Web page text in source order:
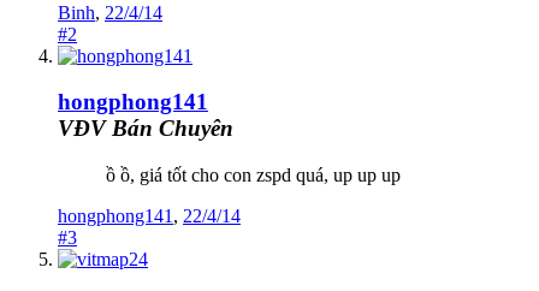
Binh, 22/4/14
#2
hongphong141
VĐV Bán Chuyên
ồ ồ, giá tốt cho con zspd quá, up up up
hongphong141 , 22/4/14
#3